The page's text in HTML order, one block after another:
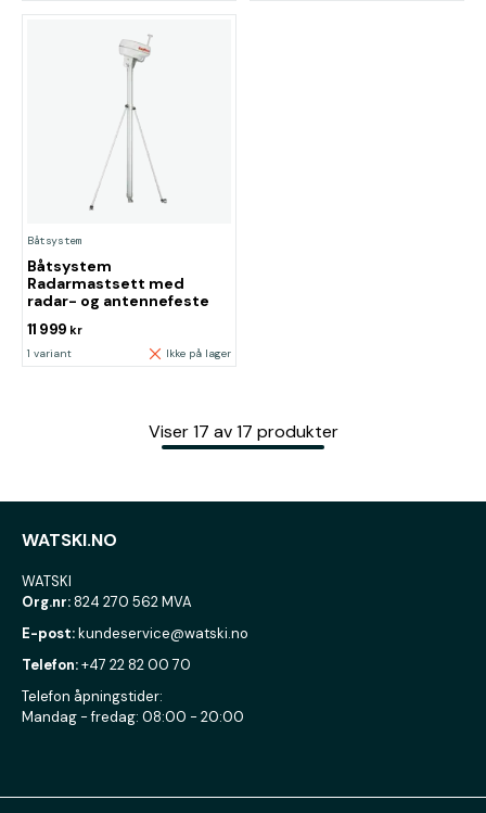
Båtsystem
Båtsystem
Radarmastsett med
radar- og antennefeste
11 999 kr
1 variant Ikke på lager
Viser 17 av 17 produkter
WATSKI.NO
WATSKI
Org.nr:824 270 562 MVA
E-post:kundeservice@watski.no
Telefon:+47 22 82 00 70
Telefon åpningstider:
Mandag - fredag: 08:00 - 20:00